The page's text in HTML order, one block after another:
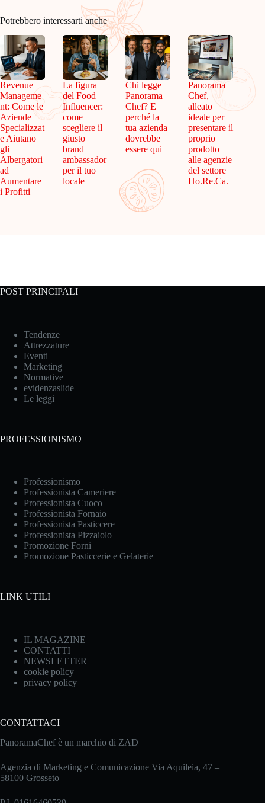
Potrebbero interessarti anche
Revenue
Manageme
nt: Come le
Aziende
Specializzat
e Aiutano
gli
Albergatori
ad
Aumentare
i Profitti
La figura
del Food
Influencer:
come
scegliere il
giusto
brand
ambassador
per il tuo
locale
Chi legge
Panorama
Chef? E
perché la
tua azienda
dovrebbe
essere qui
Panorama
Chef,
alleato
ideale per
presentare il
proprio
prodotto
alle agenzie
del settore
Ho.Re.Ca.
POST PRINCIPALI
Tendenze
Attrezzature
Eventi
Marketing
Normative
evidenzaslide
Le leggi
PROFESSIONISMO
Professionismo
Professionista Cameriere
Professionista Cuoco
Professionista Fornaio
Professionista Pasticcere
Professionista Pizzaiolo
Promozione Forni
Promozione Pasticcerie e Gelaterie
LINK UTILI
IL MAGAZINE
CONTATTI
NEWSLETTER
cookie policy
privacy policy
CONTATTACI
PanoramaChef è un marchio di ZAD
Agenzia di Marketing e Comunicazione Via Aquileia, 47 –
58100 Grosseto